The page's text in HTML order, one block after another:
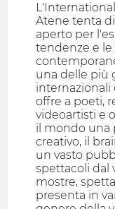
Atene tenta
aperto per
tendenze e le
una delle più
internazionali
offre a poeti,
videoartisti e
il mondo una
creativo, il
un vasto
spettacoli dal
mostre,
presenta in